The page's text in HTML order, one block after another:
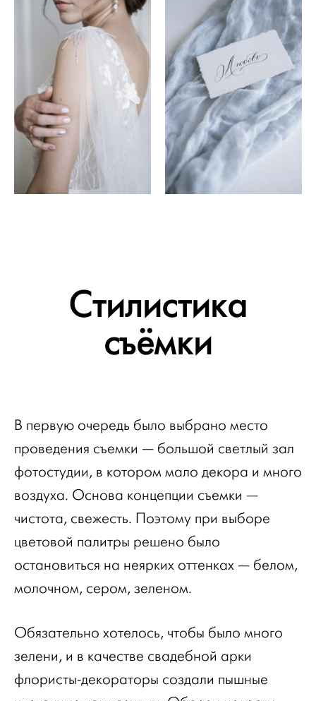
Стилистика
съёмки
В первую очередь было выбрано место
проведения съемки — большой светлый зал
фотостудии, в котором мало декора и много
воздуха. Основа концепции съемки —
чистота, свежесть. Поэтому при выборе
цветовой палитры решено было
остановиться на неярких оттенках — белом,
молочном, сером, зеленом.
Обязательно хотелось, чтобы было много
зелени, и в качестве свадебной арки
флористы-декораторы создали пышные